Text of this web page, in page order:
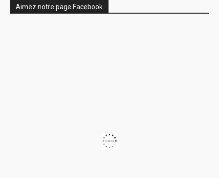
Aimez notre page Facebook